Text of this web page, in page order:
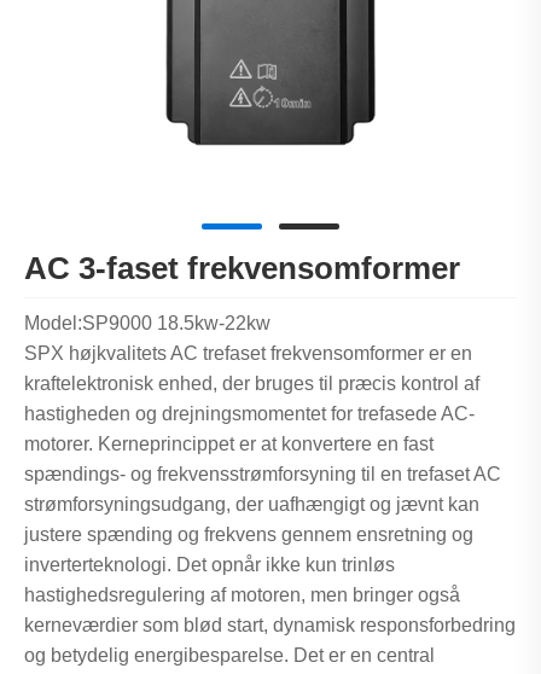
AC 3-faset frekvensomformer
Model:SP9000 18.5kw-22kw
SPX højkvalitets AC trefaset frekvensomformer er en
kraftelektronisk enhed, der bruges til præcis kontrol af
hastigheden og drejningsmomentet for trefasede AC-
motorer. Kerneprincippet er at konvertere en fast
spændings- og frekvensstrømforsyning til en trefaset AC
strømforsyningsudgang, der uafhængigt og jævnt kan
justere spænding og frekvens gennem ensretning og
inverterteknologi. Det opnår ikke kun trinløs
hastighedsregulering af motoren, men bringer også
kerneværdier som blød start, dynamisk responsforbedring
og betydelig energibesparelse. Det er en central